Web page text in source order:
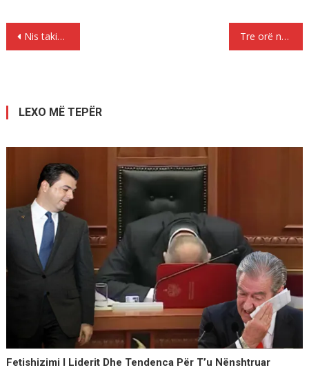
Lëvizje
Nis takimi Rama-Basha te Nishani, shoqërohen nga Ruçi e Paloka Tre orë negociata, nuk ka marrëveshje mes Ramës dhe Bashës
LEXO MË TEPËR
Fetishizimi I Liderit Dhe Tendenca Për T’u Nënshtruar